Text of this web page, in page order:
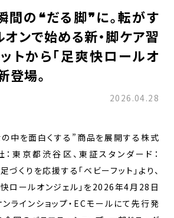
間の❝だる脚❞に。転がす
ンで始める新・脚ケア習
トから「足爽快ロールオ
登場。
2026.04.28
中を面白くする”商品を展開する株式
東京都渋谷区、東証スタンダード：
くりを応援する「ベビーフット」より、
快ロールオンジェル」を2026年4月28日
ラインショップ・ECモールにて先行発